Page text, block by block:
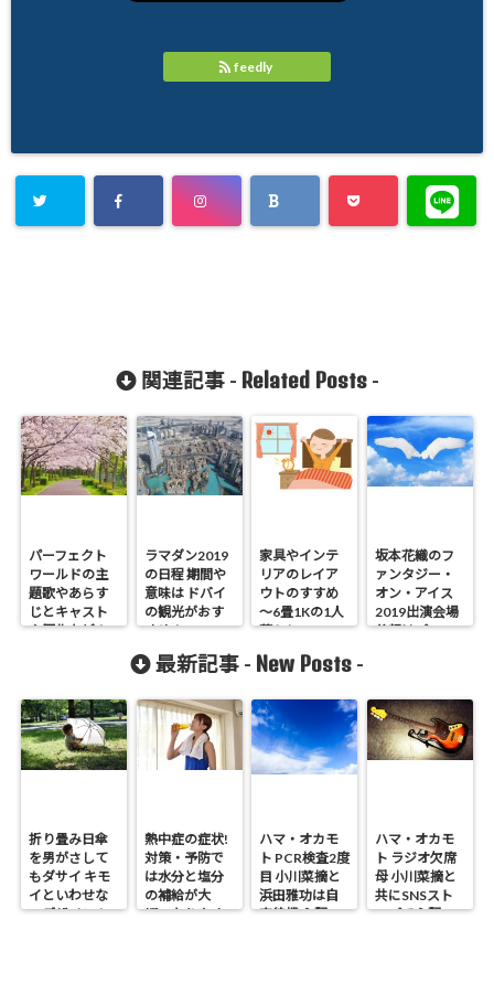
feedly
関連記事 - Related Posts-
パーフェクト
ワールドの主
題歌やあらす
じとキャスト
や原作など！
ラマダン2019
の日程 期間や
意味は ドバイ
の観光がおす
すめ！
家具やインテ
リアのレイア
ウトのすすめ
～6畳1Kの1人
暮らしver.～
坂本花織のフ
ァンタジー・
オン・アイス
2019出演会場
父親はプロフ
最新記事 - New Posts -
折り畳み日傘
を男がさして
もダサイ キモ
イといわせな
いデザイン！
熱中症の症状!
対策・予防で
は水分と塩分
の補給が大
切・なりやす
ハマ・オカモ
ト PCR検査2度
目 小川菜摘と
浜田雅功は自
宅待機 心配の
ハマ・オカモ
ト ラジオ欠席
母 小川菜摘と
共にSNSスト
ップで心配の